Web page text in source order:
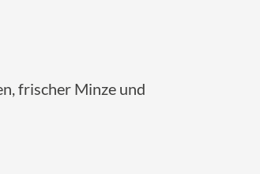
frischer Minze und